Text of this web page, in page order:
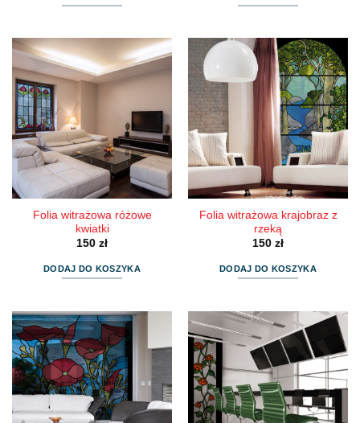
Folia witrażowa różowe
kwiatki
150 zł
DODAJ DO KOSZYKA
Folia witrażowa krajobraz z
rzeką
150 zł
DODAJ DO KOSZYKA